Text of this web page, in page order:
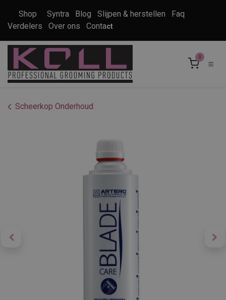
Shop Syntra Blog Slijpen & herstellen
Faq
Verdelers
Over ons Contact
0
Scheerkop Onderhoud